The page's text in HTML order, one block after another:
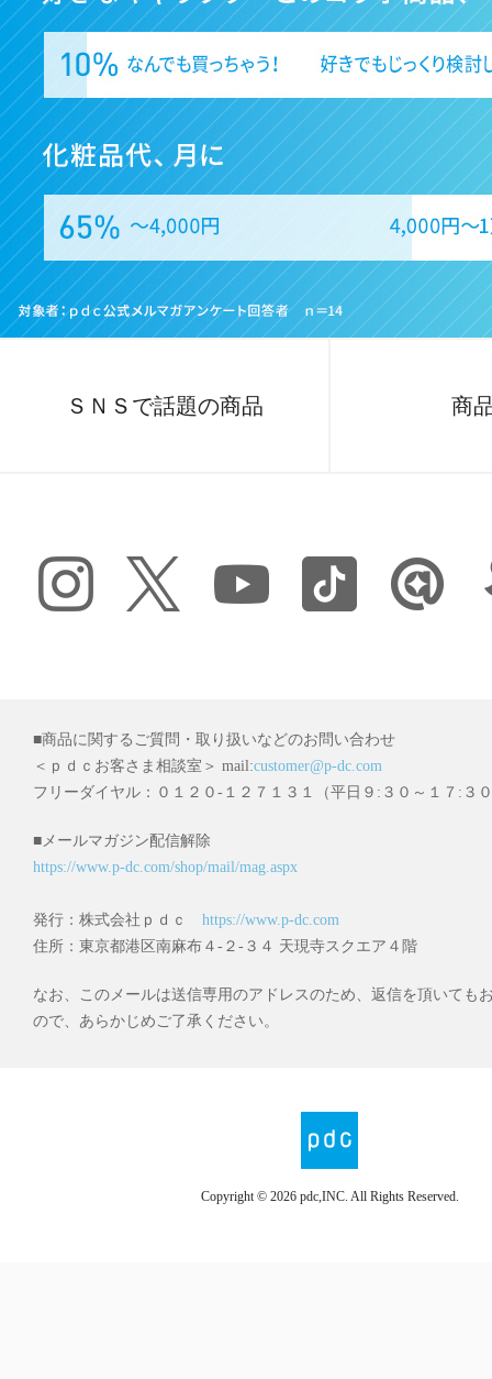
ＳＮＳで話題の商品 商
■商品に関するご質問・取り扱いなどのお問い合わせ
＜ｐｄｃお客さま相談室＞ mail:customer@p-dc.com
フリーダイヤル：０１２０-１２７１３１（平日９:３０～１７:３
■メールマガジン配信解除
https://www.p-dc.com/shop/mail/mag.aspx
発行：株式会社ｐｄｃ https://www.p-dc.com
住所：東京都港区南麻布４-２-３４ 天現寺スクエア４階
なお、このメールは送信専用のアドレスのため、返信を頂いても
ので、あらかじめご了承ください。
Copyright © 2026 pdc,INC. All Rights Reserved.